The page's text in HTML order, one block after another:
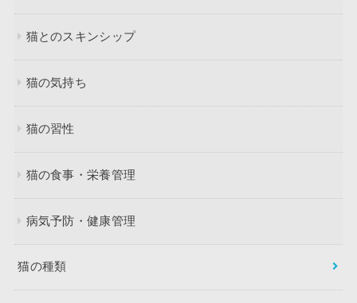
猫とのスキンシップ
猫の気持ち
猫の習性
猫の食事・栄養管理
病気予防・健康管理
猫の種類